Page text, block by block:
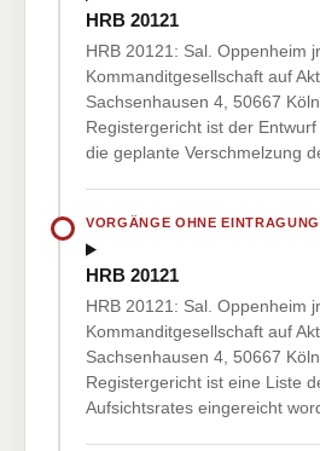
HRB 20121
HRB 20121: Sal. Oppenheim
Kommanditgesellschaft auf
Sachsenhausen 4, 50667
Registergericht ist der
die geplante Verschmelzung
VORGÄNGE OHNE EINTRAGUNG
HRB 20121
HRB 20121: Sal. Oppenheim
Kommanditgesellschaft auf
Sachsenhausen 4, 50667
Registergericht ist eine Liste
Aufsichtsrates eingereicht